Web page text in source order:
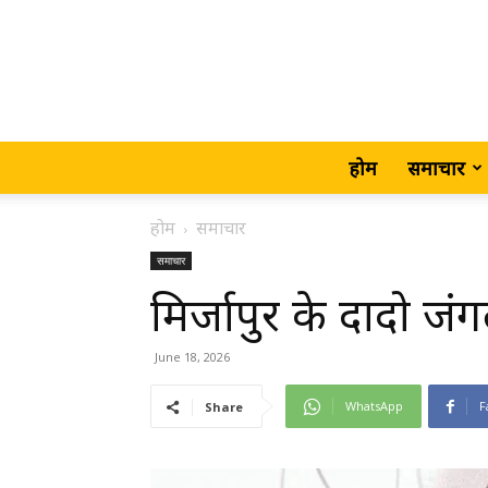
होम समाचार
होम समाचार
समाचार
मिर्जापुर के दादो
June 18, 2026
Share WhatsApp